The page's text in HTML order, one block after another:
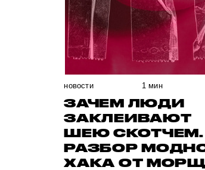
новости 1 мин
ЗАЧЕМ ЛЮДИ
ЗАКЛЕИВАЮТ
ШЕЮ СКОТЧЕМ.
РАЗБОР
ХАКА ОТ